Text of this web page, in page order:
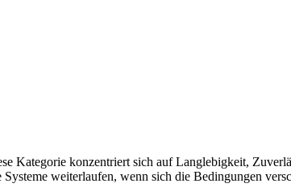
Kategorie konzentriert sich auf Langlebigkeit,
Systeme weiterlaufen, wenn sich die Bedingungen